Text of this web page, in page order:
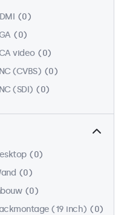
0
0
video
0
(CVBS)
0
(SDI)
0
0
0
0
(19 inch)
0